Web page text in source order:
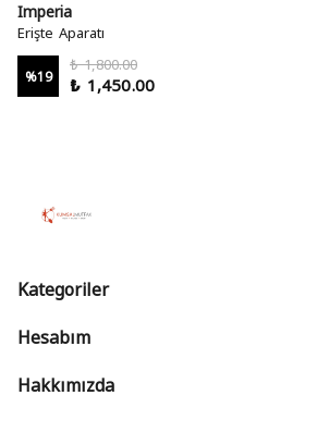
Imperia
Erişte Aparatı
%19
₺ 1,800.00
₺ 1,450.00
Kategoriler
Hesabım
Hakkımızda